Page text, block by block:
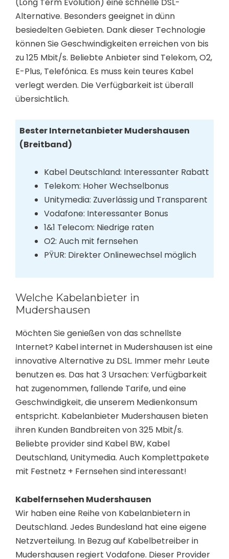
Alternative. Besonders geeignet in dünn
besiedelten Gebieten. Dank dieser Technologie
können Sie Geschwindigkeiten erreichen von bis
zu 125 Mbit/s. Beliebte Anbieter sind Telekom, O2,
E-Plus, Telefónica. Es muss kein teures Kabel
verlegt werden. Die Verfügbarkeit ist überall
übersichtlich.
Bester Internetanbieter Mudershausen
(Breitband)
Kabel Deutschland: Interessanter Rabatt
Telekom: Hoher Wechselbonus
Unitymedia: Zuverlässig und Transparent
Vodafone: Interessanter Bonus
1&1 Telecom: Niedrige raten
O2: Auch mit fernsehen
PŸUR: Direkter Onlinewechsel möglich
Welche Kabelanbieter in
Mudershausen
Möchten Sie genießen von das schnellste
Internet? Kabel internet in Mudershausen ist eine
innovative Alternative zu DSL. Immer mehr Leute
benutzen es. Das hat 3 Ursachen: Verfügbarkeit
hat zugenommen, fallende Tarife, und eine
Geschwindigkeit, die unserem Medienkonsum
entspricht. Kabelanbieter Mudershausen bieten
ihren Kunden Bandbreiten von 325 Mbit/s.
Beliebte provider sind Kabel BW, Kabel
Deutschland, Unitymedia. Auch Komplettpakete
mit Festnetz + Fernsehen sind interessant!
Kabelfernsehen Mudershausen
Wir haben eine Reihe von Kabelanbietern in
Deutschland. Jedes Bundesland hat eine eigene
Netzverteilung. In Bezug auf Kabelbetreiber in
Mudershausen regiert Vodafone. Dieser Provider